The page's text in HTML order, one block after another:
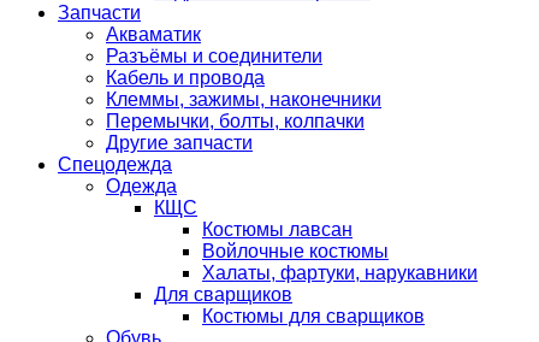
Запчасти
Акваматик
Разъёмы и соединители
Кабель и провода
Клеммы, зажимы, наконечники
Перемычки, болты, колпачки
Другие запчасти
Спецодежда
Одежда
КЩС
Костюмы лавсан
Войлочные костюмы
Халаты, фартуки, нарукавники
Для сварщиков
Костюмы для сварщиков